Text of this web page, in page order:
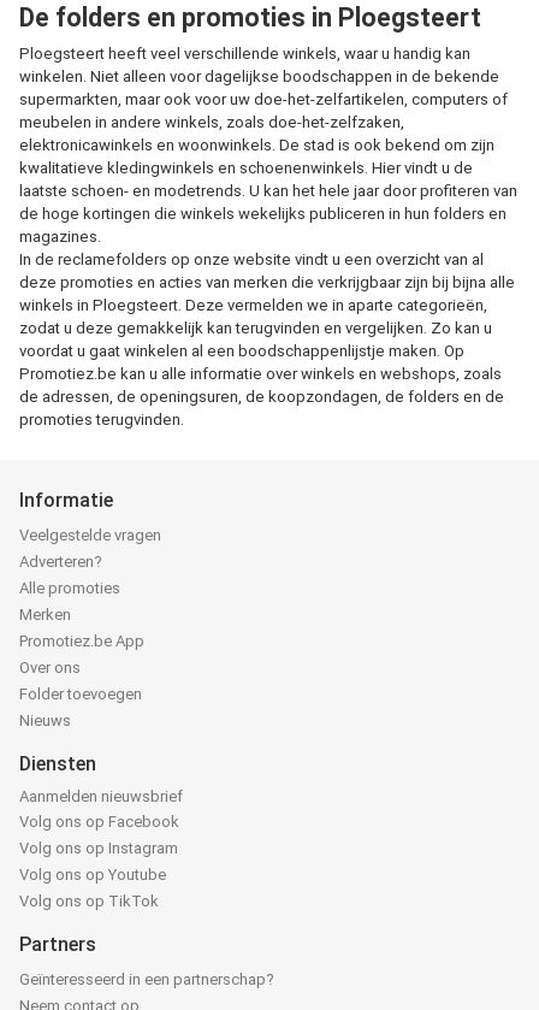
De folders en promoties in Ploegsteert
Ploegsteert heeft veel verschillende winkels, waar u handig kan
winkelen. Niet alleen voor dagelijkse boodschappen in de bekende
supermarkten, maar ook voor uw doe-het-zelfartikelen, computers of
meubelen in andere winkels, zoals doe-het-zelfzaken,
elektronicawinkels en woonwinkels. De stad is ook bekend om zijn
kwalitatieve kledingwinkels en schoenenwinkels. Hier vindt u de
laatste schoen- en modetrends. U kan het hele jaar door profiteren van
de hoge kortingen die winkels wekelijks publiceren in hun folders en
magazines.
In de reclamefolders op onze website vindt u een overzicht van al
deze promoties en acties van merken die verkrijgbaar zijn bij bijna alle
winkels in Ploegsteert. Deze vermelden we in aparte categorieën,
zodat u deze gemakkelijk kan terugvinden en vergelijken. Zo kan u
voordat u gaat winkelen al een boodschappenlijstje maken. Op
Promotiez.be kan u alle informatie over winkels en webshops, zoals
de adressen, de openingsuren, de koopzondagen, de folders en de
promoties terugvinden.
Informatie
Veelgestelde vragen
Adverteren?
Alle promoties
Merken
Promotiez.be App
Over ons
Folder toevoegen
Nieuws
Diensten
Aanmelden nieuwsbrief
Volg ons op Facebook
Volg ons op Instagram
Volg ons op Youtube
Volg ons op TikTok
Partners
Geïnteresseerd in een partnerschap?
Neem contact op